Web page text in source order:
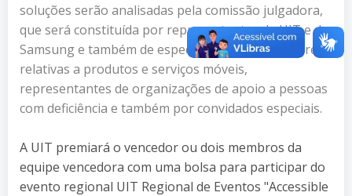
soluções serão analisadas pela comissão julgadora,
que será constituída por representantes da UIT e da
Samsung e também de especialistas nas várias áreas
relativas a produtos e serviços móveis,
representantes de organizações de apoio a pessoas
com deficiência e também por convidados especiais.
A UIT premiará o vencedor ou dois membros da
equipe vencedora com uma bolsa para participar do
evento regional UIT Regional de Eventos "Accessible